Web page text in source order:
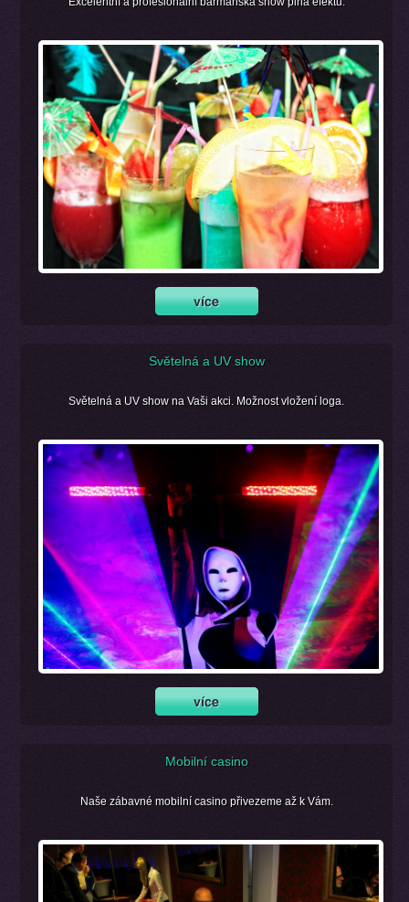
Světelná a UV show
Světelná a UV show na Vaši akci. Možnost vložení loga.
Mobilní casino
Naše zábavné mobilní casino přivezeme až k Vám.